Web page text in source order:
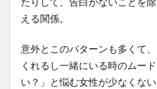
える関係。
意外とこのパターンも多くて
くれるし一緒にいる時のムー
い？」と悩む女性が少なくない